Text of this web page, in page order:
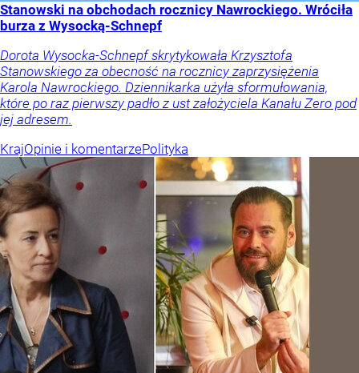
Stanowski na obchodach rocznicy Nawrockiego. Wróciła
burza z Wysocką-Schnepf
Dorota Wysocka-Schnepf skrytykowała Krzysztofa
Stanowskiego za obecność na rocznicy zaprzysiężenia
Karola Nawrockiego. Dziennikarka użyła sformułowania,
które po raz pierwszy padło z ust założyciela Kanału Zero pod
jej adresem.
KrajOpinie i komentarzePolityka